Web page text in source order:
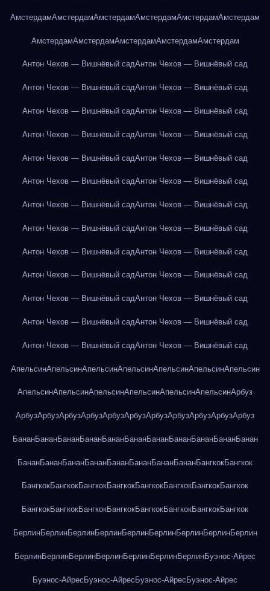
АмстердамАмстердамАмстердамАмстердамАмстердамАмстердам
АмстердамАмстердамАмстердамАмстердамАмстердам
Антон Чехов — Вишнёвый садАнтон Чехов — Вишнёвый сад
Антон Чехов — Вишнёвый садАнтон Чехов — Вишнёвый сад
Антон Чехов — Вишнёвый садАнтон Чехов — Вишнёвый сад
Антон Чехов — Вишнёвый садАнтон Чехов — Вишнёвый сад
Антон Чехов — Вишнёвый садАнтон Чехов — Вишнёвый сад
Антон Чехов — Вишнёвый садАнтон Чехов — Вишнёвый сад
Антон Чехов — Вишнёвый садАнтон Чехов — Вишнёвый сад
Антон Чехов — Вишнёвый садАнтон Чехов — Вишнёвый сад
Антон Чехов — Вишнёвый садАнтон Чехов — Вишнёвый сад
Антон Чехов — Вишнёвый садАнтон Чехов — Вишнёвый сад
Антон Чехов — Вишнёвый садАнтон Чехов — Вишнёвый сад
Антон Чехов — Вишнёвый садАнтон Чехов — Вишнёвый сад
Антон Чехов — Вишнёвый садАнтон Чехов — Вишнёвый сад
АпельсинАпельсинАпельсинАпельсинАпельсинАпельсинАпельсин
АпельсинАпельсинАпельсинАпельсинАпельсинАпельсинАрбуз
АрбузАрбузАрбузАрбузАрбузАрбузАрбузАрбузАрбузАрбузАрбуз
БананБананБананБананБананБананБананБананБананБананБанан
БананБананБананБананБананБананБананБананБангкокБангкок
БангкокБангкокБангкокБангкокБангкокБангкокБангкокБангкок
БангкокБангкокБангкокБангкокБангкокБангкокБангкокБангкок
БерлинБерлинБерлинБерлинБерлинБерлинБерлинБерлинБерлин
БерлинБерлинБерлинБерлинБерлинБерлинБерлинБуэнос-Айрес
Буэнос-АйресБуэнос-АйресБуэнос-АйресБуэнос-Айрес